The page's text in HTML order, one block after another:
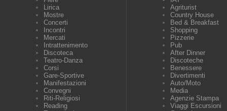
Lirica
Mostre
Concerti
Incontri
Mercati
Intrattenimento
Discoteca
Teatro-Danza
Corsi
Gare-Sportive
Manifestazioni
Convegni
Riti-Religiosi
Reading
Agriturist
Country House
Bed & Breakfast
Shopping
Pizzerie
Pub
After Dinner
Discoteche
Benessere
Divertimenti
Auto/Moto
Media
Agenzie Stampa
Viaggi Escursioni